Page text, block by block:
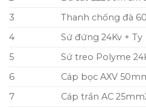
3
Thanh chống đà
4
Sứ đứng 24Kv + Ty
5
Sứ treo Polyme
6
Cáp bọc AXV
7
Cáp trần AC